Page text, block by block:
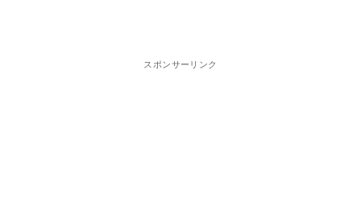
スポンサーリンク